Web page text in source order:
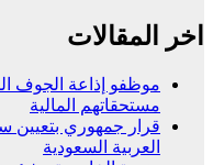
اخر المقالات
موظفو إذاعة الجوف
مستحقاتهم المالية
قرار جمهوري بتعيين
العربية السعودية